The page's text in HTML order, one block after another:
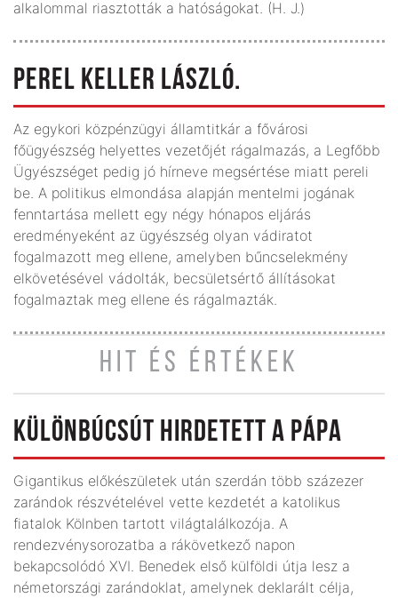
alkalommal riasztották a hatóságokat. (H. J.)
PEREL KELLER LÁSZLÓ.
Az egykori közpénzügyi államtitkár a fővárosi
főügyészség helyettes vezetőjét rágalmazás, a Legfőbb
Ügyészséget pedig jó hírneve megsértése miatt pereli
be. A politikus elmondása alapján mentelmi jogának
fenntartása mellett egy négy hónapos eljárás
eredményeként az ügyészség olyan vádiratot
fogalmazott meg ellene, amelyben bűncselekmény
elkövetésével vádolták, becsületsértő állításokat
fogalmaztak meg ellene és rágalmazták.
HIT ÉS ÉRTÉKEK
KÜLÖNBÚCSÚT HIRDETETT A PÁPA
Gigantikus előkészületek után szerdán több százezer
zarándok részvételével vette kezdetét a katolikus
fiatalok Kölnben tartott világtalálkozója. A
rendezvénysorozatba a rákövetkező napon
bekapcsolódó XVI. Benedek első külföldi útja lesz a
németországi zarándoklat, amelynek deklarált célja,